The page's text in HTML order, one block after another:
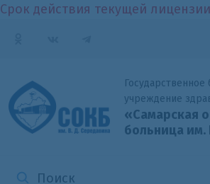
Срок действия текущей
учреждение
«Самарская
больница им.